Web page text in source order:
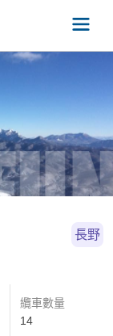
長野
纜車數量
14